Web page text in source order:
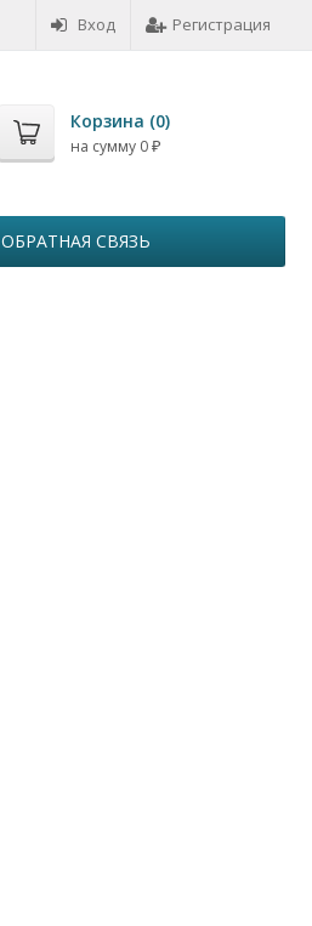
Вход Регистрация
Корзина (0)
на сумму 0 ₽
ОБРАТНАЯ СВЯЗЬ